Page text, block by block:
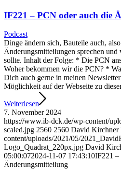
IF221 – PCN oder auch die
Podcast
Dinge ändern sich, Bauteile auch,
Änderungsmitteilungen sprechen
sollte. Inhalt der Folge: * Die PCN
Woher bekommen wir die PCN? *
Dich auch gerne in meinen
Möglichkeit auf der Webseite zu
Weiterlesen
7. November 2024
https://www.ib-dck.de/wp-content/
scaled.jpg 2560 2560 David Kirchner
content/uploads/2021/05/
Logo_Quadrat_220px.jpg David
05:00:072024-11-07 17:43:10IF221 –
Änderungsmitteilung